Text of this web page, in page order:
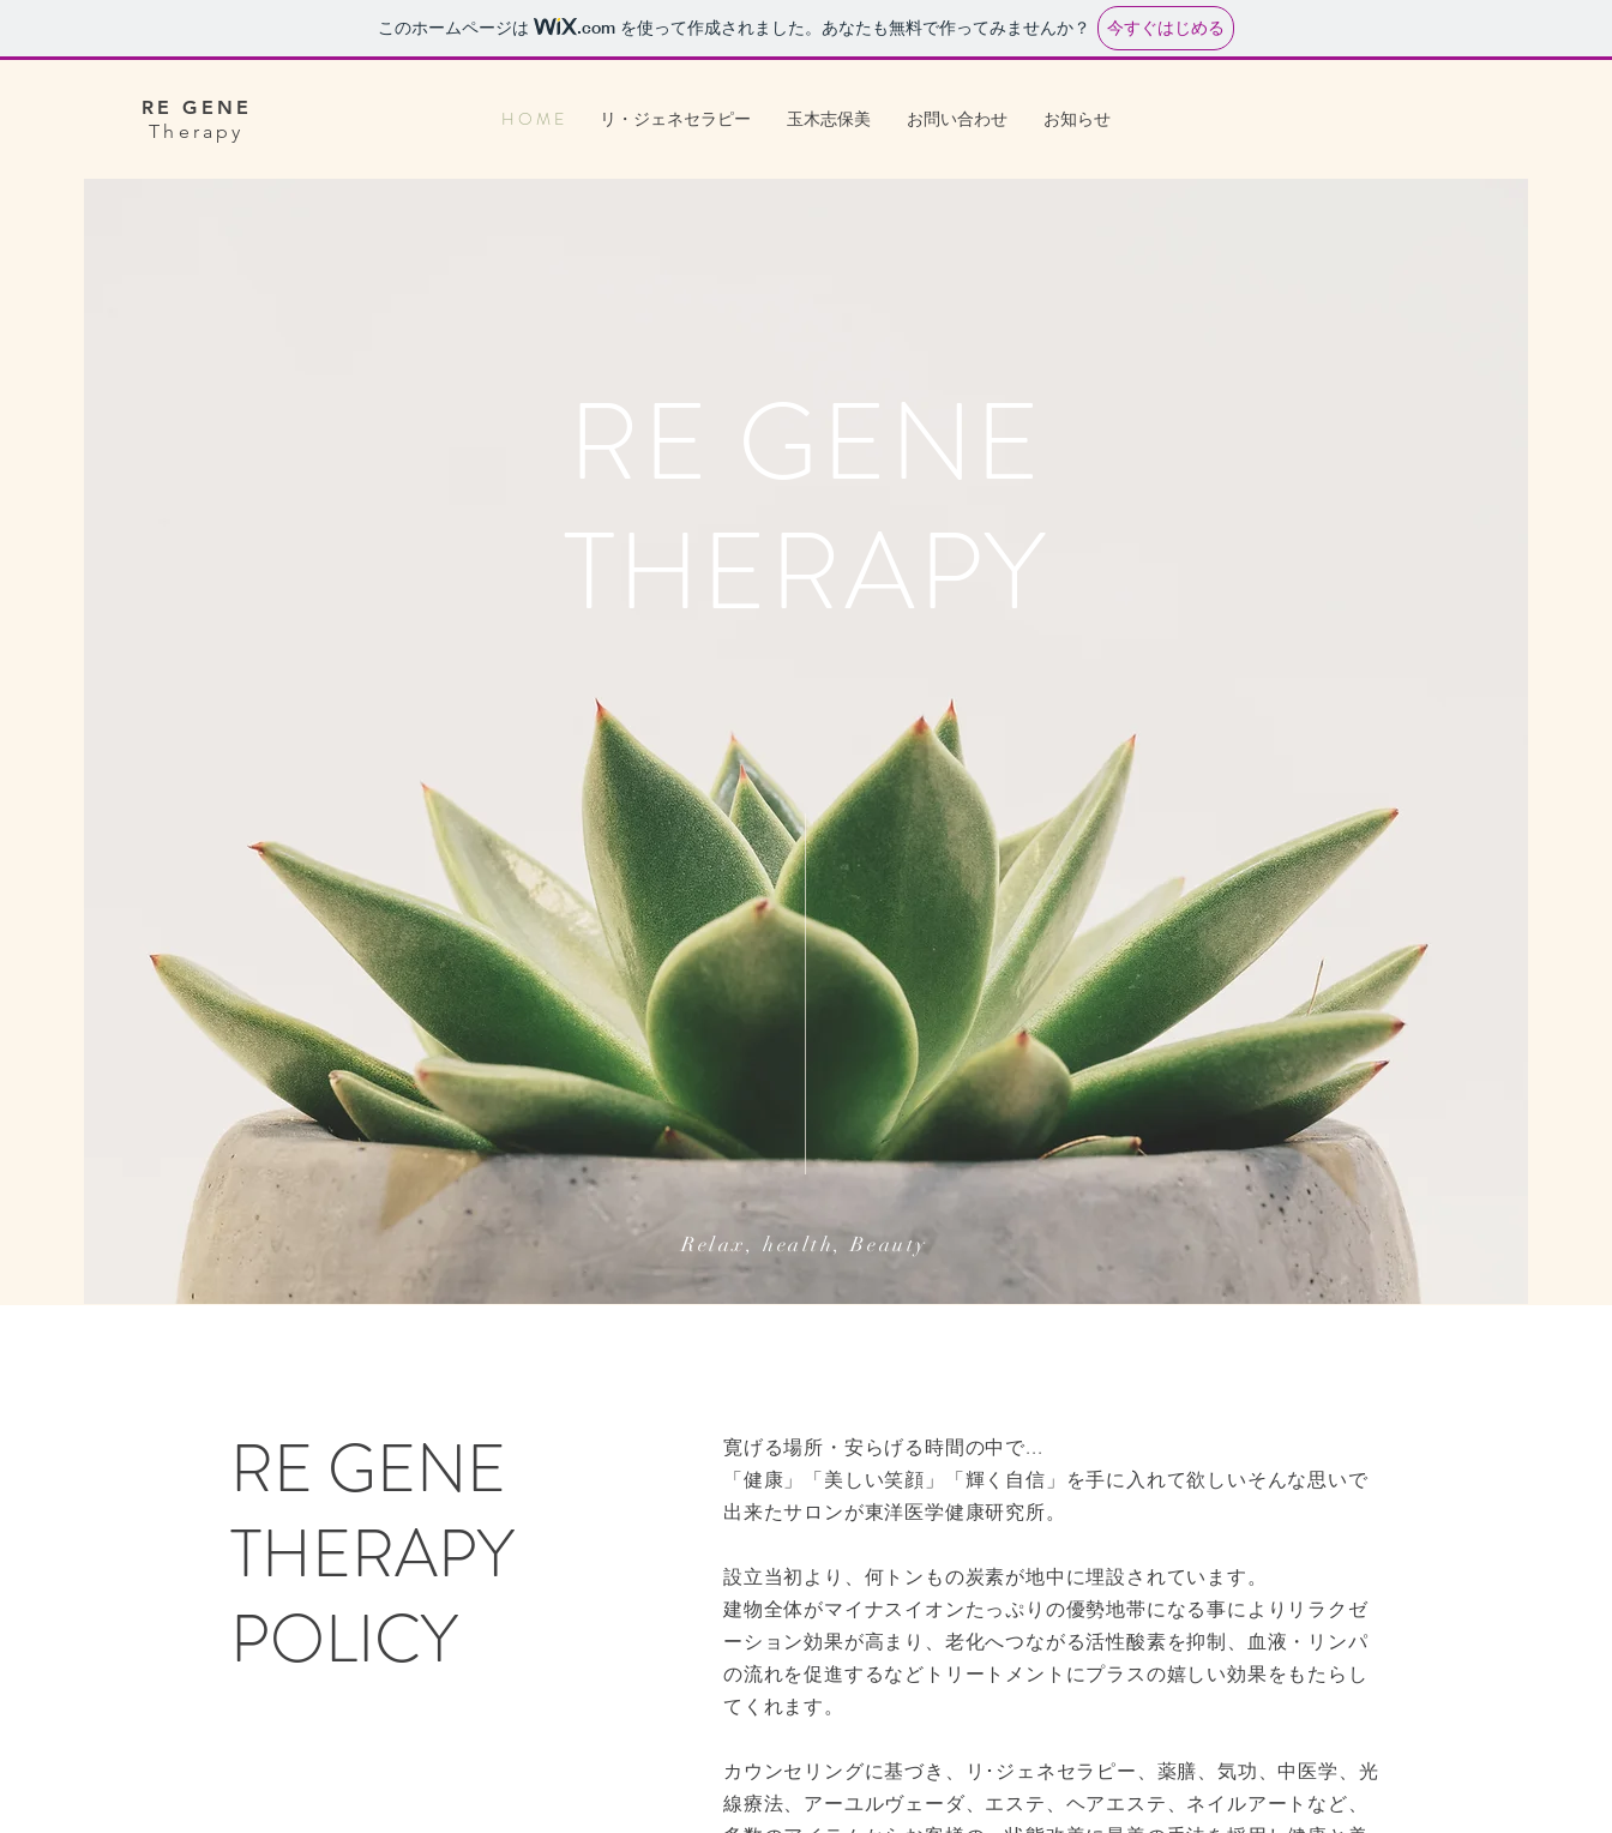
このホームページは .com を使って作成されました。あなたも無料で作ってみませんか？ 今すぐはじめる
RE GENE
Therapy
H O M E リ・ジェネセラピー 玉木志保美 お問い合わせ お知らせ
RE GENE
THERAPY
Relax, health, Beauty
RE GENE
THERAPY
POLICY
寛げる場所・安らげる時間の中で...
「健康」「美しい笑顔」「輝く自信」を手に入れて欲しいそんな思いで
出来たサロンが東洋医学健康研究所。
設立当初より、何トンもの炭素が地中に埋設されています。
建物全体がマイナスイオンたっぷりの優勢地帯になる事によりリラクゼ
ーション効果が高まり、老化へつながる活性酸素を抑制、
血液・リンパ
の流れを促進するなどトリートメントにプラスの嬉しい効果をもたらし
てくれます。
カウンセリングに基づき、リ･ジェネセラピー、薬膳、気功、中医学、光
線療法、アーユルヴェーダ、エステ、ヘアエステ、ネイルアートなど、